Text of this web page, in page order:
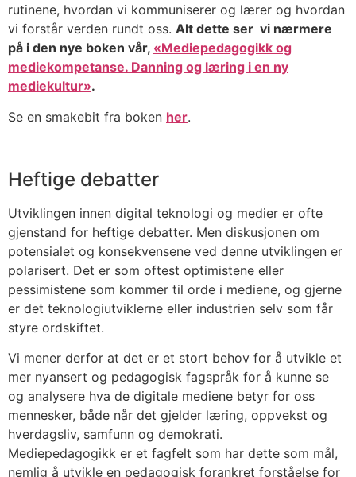
rutinene, hvordan vi kommuniserer og lærer og hvordan
vi forstår verden rundt oss. Alt dette ser vi nærmere
på i den nye boken vår, «Mediepedagogikk og
mediekompetanse. Danning og læring i en ny
mediekultur».
Se en smakebit fra boken her.
Heftige debatter
Utviklingen innen digital teknologi og medier er ofte
gjenstand for heftige debatter. Men diskusjonen om
potensialet og konsekvensene ved denne utviklingen er
polarisert. Det er som oftest optimistene eller
pessimistene som kommer til orde i mediene, og gjerne
er det teknologiutviklerne eller industrien selv som får
styre ordskiftet.
Vi mener derfor at det er et stort behov for å utvikle et
mer nyansert og pedagogisk fagspråk for å kunne se
og analysere hva de digitale mediene betyr for oss
mennesker, både når det gjelder læring, oppvekst og
hverdagsliv, samfunn og demokrati.
Mediepedagogikk er et fagfelt som har dette som mål,
nemlig å utvikle en pedagogisk forankret forståelse for